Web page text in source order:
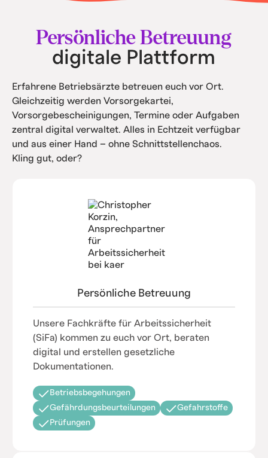
und Service.
Persönliche Betreuung
digitale Plattform
Erfahrene Betriebsärzte betreuen euch vor Ort.
Gleichzeitig werden Vorsorgekartei,
Vorsorgebescheinigungen, Termine oder Aufgaben
zentral digital verwaltet. Alles in Echtzeit verfügbar
und aus einer Hand – ohne Schnittstellenchaos.
Kling gut, oder?
Persönliche Betreuung
Unsere Fachkräfte für Arbeitssicherheit
(SiFa) kommen zu euch vor Ort, beraten
digital und erstellen gesetzliche
Dokumentationen.
Betriebsbegehungen
Gefährdungsbeurteilungen
Gefahrstoffe
Prüfungen